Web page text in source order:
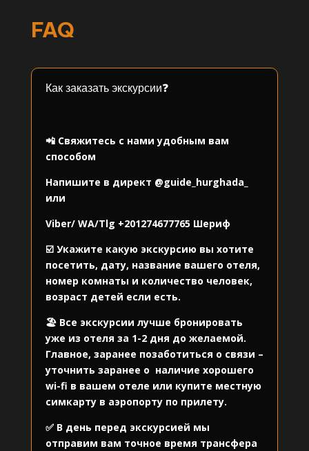
FAQ
Как заказать экскурсии❓
📲 Свяжитесь с нами удобным вам
способом
Напишите в директ @guide_hurghada_
или
Viber/ WA/Tlg +201274677765 Шериф
☑️ Укажите какую экскурсию вы хотите
посетить, дату, название вашего отеля,
номер комнаты и количество человек,
возраст детей если есть.
🏖️ Все экскурсии лучше бронировать
уже из отеля за 1-2 дня до желаемой.
Главное, заранее позаботиться о связи –
уточнить заранее о наличие хорошего
wi-fi в вашем отеле или купите местную
симкарту в аэропорту по прилету.
✅ В день перед экскурсией мы
отправим вам точное время трансфера